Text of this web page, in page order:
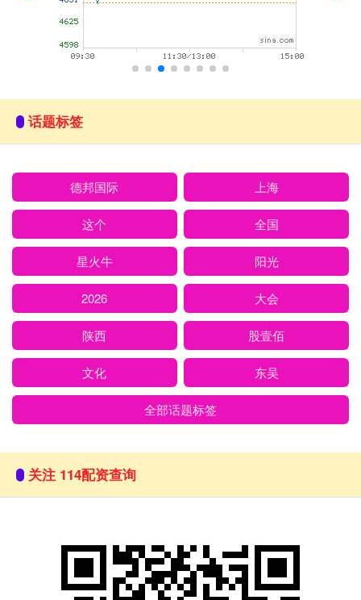
话题标签
德邦国际 上海
这个 全国
星火牛 阳光
2026 大会
陕西 股壹佰
文化 东吴
全部话题标签
关注 114配资查询